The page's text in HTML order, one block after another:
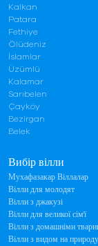
Вибір вілли
Мухафазакар Віллалар
Вілли для молодят
Вілли з джакузі
Вілли для великої сім'ї
Вілли з домашніми
Вілли з видом на природу
Kalkan
Patara
Fethiye
Ölüdeniz
İslamlar
Üzümlü
Kalamar
Sarıbelen
Çayköy
Bezirgan
Belek